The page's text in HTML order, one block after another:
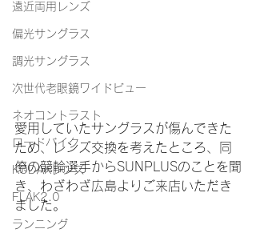
遠近両用レンズ
偏光サングラス
調光サングラス
次世代老眼鏡ワイドビュー
ネオコントラスト
ロードバイク
KODAKレンズ
FLAK2.0
ランニング
愛用していたサングラスが傷んできた
ため、レンズ交換を考えたところ、同
僚の競輪選手からSUNPLUSのことを聞
き、わざわざ広島よりご来店いただき
ました。